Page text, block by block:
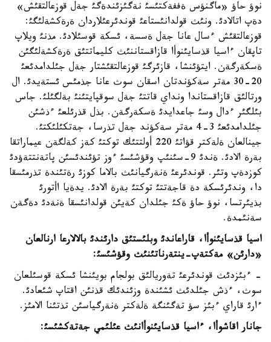
نوؤ حاؤ «ماگنؤس ةففةكتئسئ نةگئزئندةگئ جةل قوزعالتقئش»
دةپ اتالادئ. ونئث قولدانئستاعئ قوندئرعئلاردان ةرةكشةلئگئ:
قوزعالتقئش ءسال عانا جةل ةسسة، ئسكة قوسئلادئ. مذنئ ويلاپ
تاپقان ءاسيا قذسايئنوأا قازاقستاننئث كليماتتئق ةرةكشةلئگئن
ةسكةرگةن. ايتؤئنشا، قازئرگئ قوزعالتقئشتار جةل جئلدامدئعئ
20-30 مةتر سةكؤندتان اسقان سوث عانا جذمئس ئستةيدئ. ال
ورتالئق قازاقستاندا ونداي قاتتئ جةل سوقپايتئنئ بةلگئلئ. جاس
بئلگئر ءدال وسئ جاعدايدئ ةسكةرگةن. بذل قذرئلعئ ءذشئن
جئلدامدئعئ 3-4 مةتر سةكؤند جةل تذرسا، جةتكئلئكتئ.
جينالعان ةلةكتر قؤاتئ 220 أولتتئك توكتئ كةز كةلگةن عيماراتقا
بةرة الادئ. ةندئ 9-سئنئپ وقؤشئسئ ءوز تؤئندئسئن پاتةنتتةؤدئ
كوزدةپ وتئر. قوندئرعئ ةنةرگيانئث بالاما كوزئ رةتئندة تذرمئسقا
دا، وندئرئسكة دة قاجةتتئ توكتئ بةرة الادئ. يدةيا اأتورئ
بذيئرتسا، نوؤ حاؤ ةكئ جئلدان كةيئن قولدانئسقا ةنةدئ دةگةن
سةنئمدة.
اسيا قذسايئنوأا، قاراعاندئ وبلئستئق دارئندئ بالالارعا ارنالعان
«دارئن» مةكتةپ-ينتةرناتئنئث وقؤشئسئ:
- ءبئزدئث قوندئرعئ تةوريالئق بولجام بويئنشا ئسكة قوسئلعان
سوث، ءذش جئلدئث ئشئندة وزئندئك قذنئن اقتاپ شئعادئ.
ءارئ قاراي ءبئز سؤ تةگئنگة ةلةكتر ةنةرگياسئن تذتئنا الامئز.
جانار اقاشوأا، ءاسيا قذسايئنوأانئث عئلئمي جةتةكشئسئ: